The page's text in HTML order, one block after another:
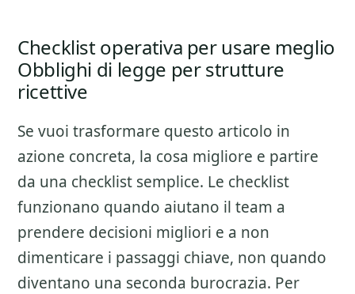
Checklist operativa per usare meglio
Obblighi di legge per strutture
ricettive
Se vuoi trasformare questo articolo in
azione concreta, la cosa migliore e partire
da una checklist semplice. Le checklist
funzionano quando aiutano il team a
prendere decisioni migliori e a non
dimenticare i passaggi chiave, non quando
diventano una seconda burocrazia. Per